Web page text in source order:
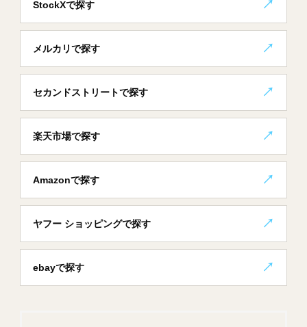
StockXで探す
メルカリで探す
セカンドストリートで探す
楽天市場で探す
Amazonで探す
ヤフー ショッピングで探す
ebayで探す